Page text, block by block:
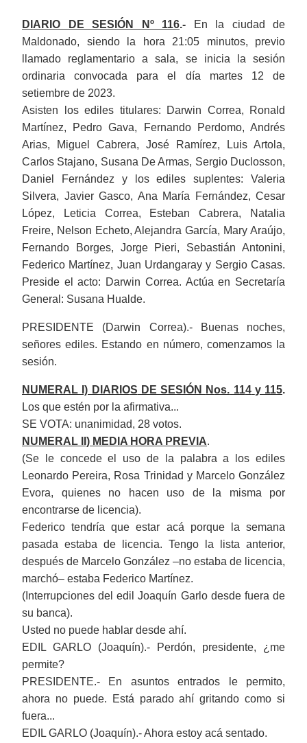
DIARIO DE SESIÓN Nº 116.- En la ciudad de
Maldonado, siendo la hora 21:05 minutos, previo
llamado reglamentario a sala, se inicia la sesión
ordinaria convocada para el día martes 12 de
setiembre de 2023.
Asisten los ediles titulares: Darwin Correa, Ronald
Martínez, Pedro Gava, Fernando Perdomo, Andrés
Arias, Miguel Cabrera, José Ramírez, Luis Artola,
Carlos Stajano, Susana De Armas, Sergio Duclosson,
Daniel Fernández y los ediles suplentes: Valeria
Silvera, Javier Gasco, Ana María Fernández, Cesar
López, Leticia Correa, Esteban Cabrera, Natalia
Freire, Nelson Echeto, Alejandra García, Mary Araújo,
Fernando Borges, Jorge Pieri, Sebastián Antonini,
Federico Martínez, Juan Urdangaray y Sergio Casas.
Preside el acto: Darwin Correa. Actúa en Secretaría
General: Susana Hualde.
PRESIDENTE (Darwin Correa).- Buenas noches,
señores ediles. Estando en número, comenzamos la
sesión.
NUMERAL I) DIARIOS DE SESIÓN Nos. 114 y 115.
Los que estén por la afirmativa...
SE VOTA: unanimidad, 28 votos.
NUMERAL II) MEDIA HORA PREVIA.
(Se le concede el uso de la palabra a los ediles
Leonardo Pereira, Rosa Trinidad yMarcelo González
Evora, quienes no hacen uso de la misma por
encontrarse de licencia).
Federico tendría que estar acá porquela semana
pasada estaba de licencia. Tengo la lista anterior,
después de Marcelo González ‒no estaba de licencia,
marchó‒ estaba Federico Martínez.
(Interrupciones del edil Joaquín Garlo desde fuera de
su banca).
Usted no puede hablar desde ahí.
EDIL GARLO (Joaquín).- Perdón, presidente, ¿me
permite?
PRESIDENTE.- En asuntos entrados le permito,
ahora no puede. Está parado ahí gritando como si
fuera...
EDIL GARLO (Joaquín).- Ahora estoy acá sentado.